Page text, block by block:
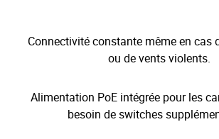
Connectivité constante même en cas
ou de vents violents.
Alimentation PoE intégrée pour les
besoin de switches